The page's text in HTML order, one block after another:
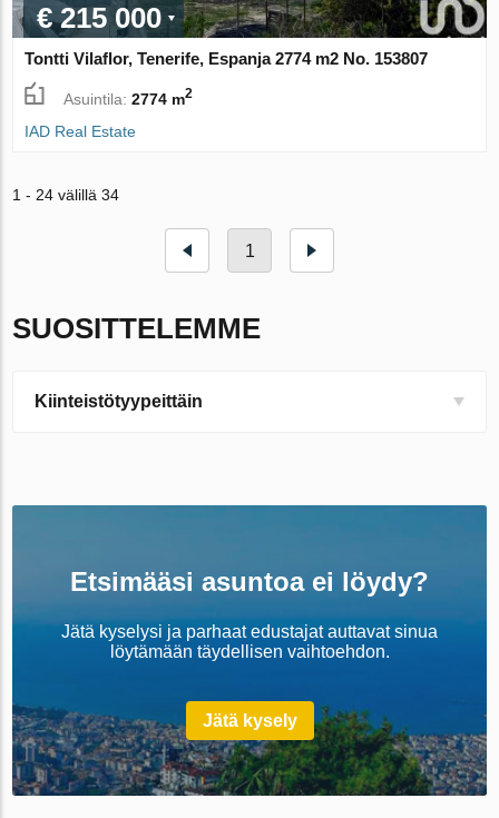
€ 215 000
Tontti Vilaflor, Tenerife, Espanja 2774 m2 No. 153807
Asuintila:2774 m2
IAD Real Estate
1 - 24 välillä 34
1
SUOSITTELEMME
Kiinteistötyypeittäin
Etsimääsi asuntoa ei löydy?
Jätä kyselysi ja parhaat edustajat auttavat sinua
löytämään täydellisen vaihtoehdon.
Jätä kysely